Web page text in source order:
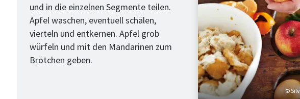
©
und in die einzelnen Segmente teilen.
Apfel waschen, eventuell schälen,
vierteln und entkernen. Apfel grob
würfeln und mit den Mandarinen zum
Brötchen geben.